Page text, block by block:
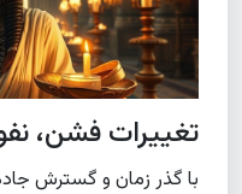
تغییرات فشن،
با گذر زمان و گسترش